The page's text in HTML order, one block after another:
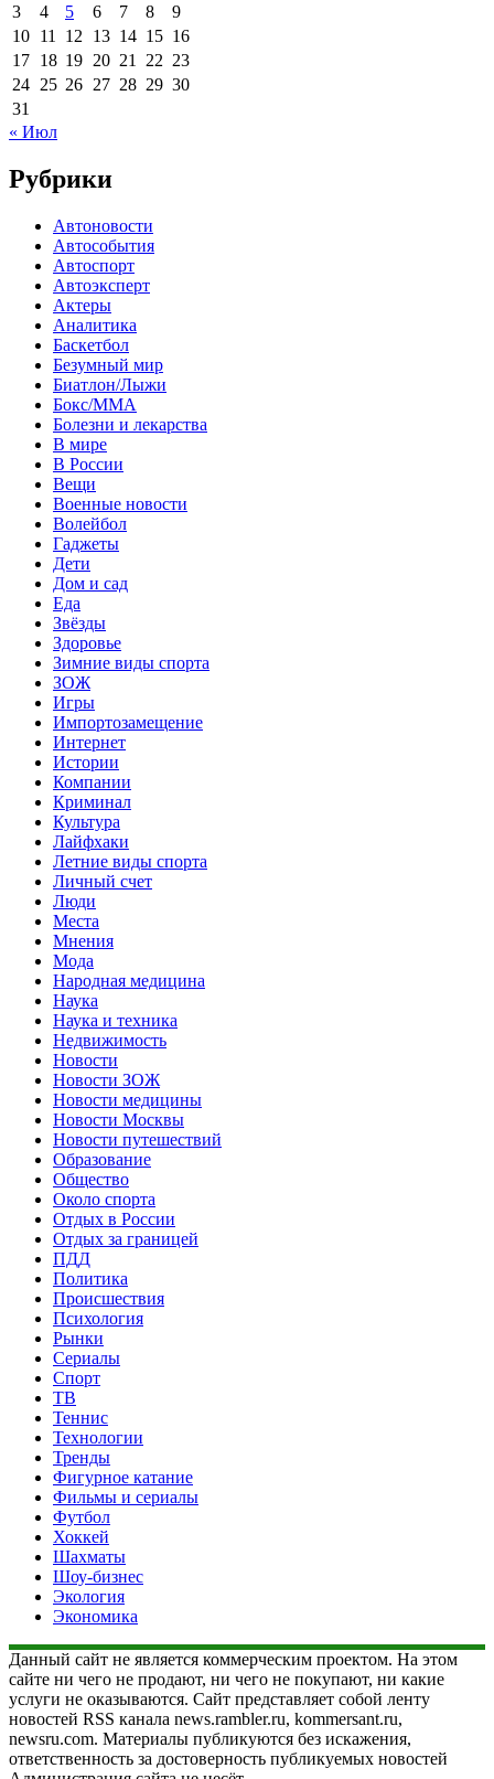
3
4 5 6 7 8
9
10 11 12 13 14 15 16
17 18 19 20 21 22 23
24 25 26 27 28 29 30
31
« Июл
Рубрики
Автоновости
Автособытия
Автоспорт
Автоэксперт
Актеры
Аналитика
Баскетбол
Безумный мир
Биатлон/Лыжи
Бокс/MMA
Болезни и лекарства
В мире
В России
Вещи
Военные новости
Волейбол
Гаджеты
Дети
Дом и сад
Еда
Звёзды
Здоровье
Зимние виды спорта
ЗОЖ
Игры
Импортозамещение
Интернет
Истории
Компании
Криминал
Культура
Лайфхаки
Летние виды спорта
Личный счет
Люди
Места
Мнения
Мода
Народная медицина
Наука
Наука и техника
Недвижимость
Новости
Новости ЗОЖ
Новости медицины
Новости Москвы
Новости путешествий
Образование
Общество
Около спорта
Отдых в России
Отдых за границей
ПДД
Политика
Происшествия
Психология
Рынки
Сериалы
Спорт
ТВ
Теннис
Технологии
Тренды
Фигурное катание
Фильмы и сериалы
Футбол
Хоккей
Шахматы
Шоу-бизнес
Экология
Экономика
Данный сайт не является коммерческим проектом. На этом
сайте ни чего не продают, ни чего не покупают, ни какие
услуги не оказываются. Сайт представляет собой ленту
новостей RSS канала news.rambler.ru, kommersant.ru,
newsru.com. Материалы публикуются без искажения,
ответственность за достоверность публикуемых новостей